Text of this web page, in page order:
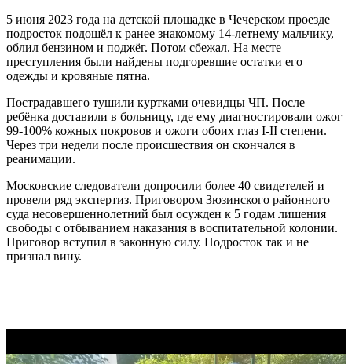
5 июня 2023 года на детской площадке в Чечерском проезде
подросток подошёл к ранее знакомому 14-летнему мальчику,
облил бензином и поджёг. Потом сбежал. На месте
преступления были найдены подгоревшие остатки его
одежды и кровяные пятна.
Пострадавшего тушили куртками очевидцы ЧП. После
ребёнка доставили в больницу, где ему диагностировали ожог
99-100% кожных покровов и ожоги обоих глаз I-II степени.
Через три недели после происшествия он скончался в
реанимации.
Московские следователи допросили более 40 свидетелей и
провели ряд экспертиз. Приговором Зюзинского районного
суда несовершеннолетний был осужден к 5 годам лишения
свободы с отбыванием наказания в воспитательной колонии.
Приговор вступил в законную силу. Подросток так и не
признал вину.